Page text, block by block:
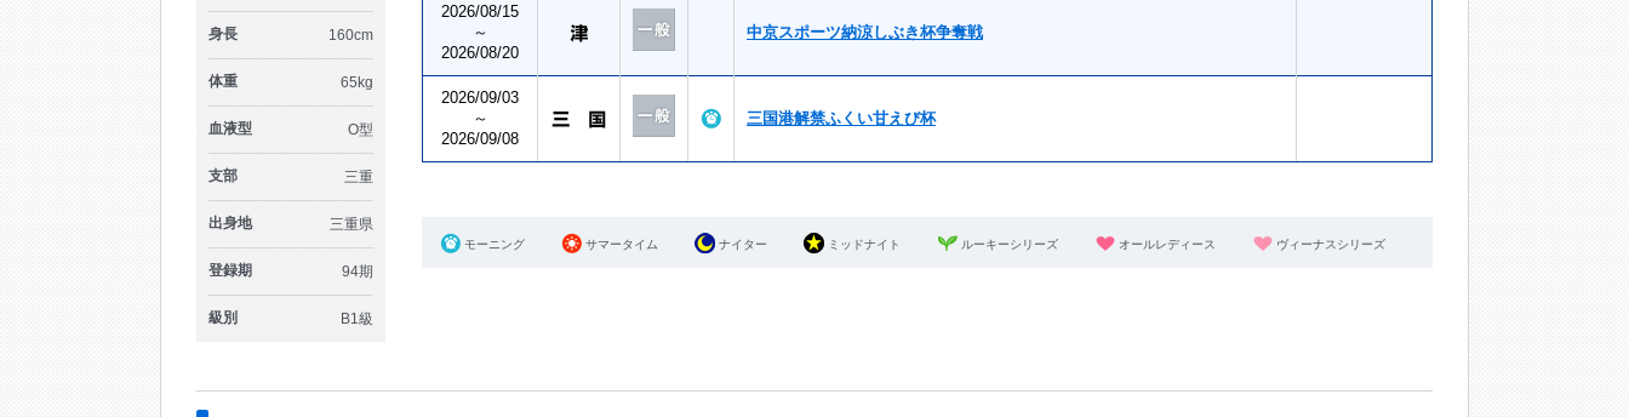
身長 160cm
体重 65kg
血液型 O型
支部 三重
出身地 三重県
登録期 94期
級別 B1級
2026/08/15
～
2026/08/20
中京スポーツ納涼しぶき杯争奪戦
2026/09/03
～
2026/09/08
三国港解禁ふくい甘えび杯
モーニング サマータイム ナイター ミッドナイト ルーキーシリーズ オールレディース ヴィーナスシリーズ